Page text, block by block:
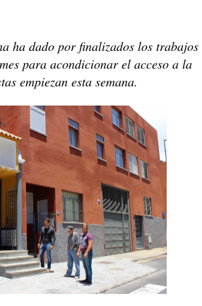
ha dado por finalizados los trabajos
para acondicionar el acceso a la
empiezan esta semana.